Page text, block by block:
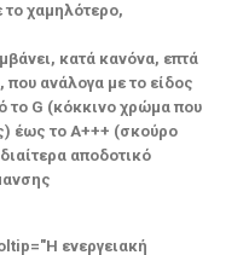
το χαμηλότερο,
κατά κανόνα, επτά
ανάλογα με το είδος
το G (κόκκινο χρώμα που
έως το Α+++ (σκούρο
αποδοτικό
ενεργειακή